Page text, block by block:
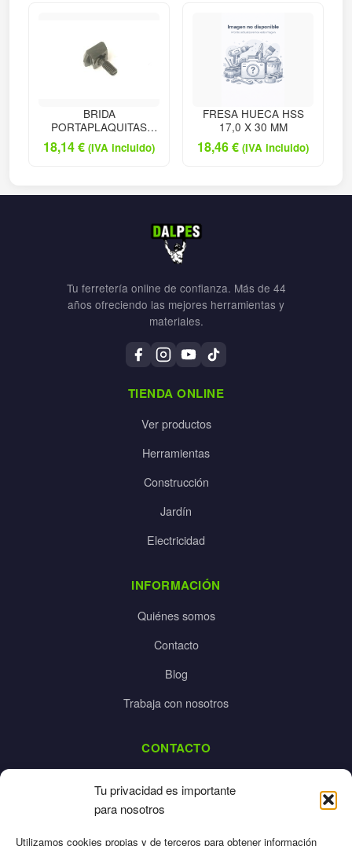
Tu privacidad es importante
para nosotros
Utilizamos cookies propias y de terceros para obtener información
BRIDA
PORTAPLAQUITAS
TORNEADO
18,14€ (IVA incluido)
FRESA HUECA HSS
17,0 X 30 MM
18,46€ (IVA incluido)
Tu ferretería online de confianza. Más de 44
años ofreciendo las mejores herramientas y
materiales.
TIENDA ONLINE
Ver productos
Herramientas
Construcción
Jardín
Electricidad
INFORMACIÓN
Quiénes somos
Contacto
Blog
Trabaja con nosotros
CONTACTO
925 532 213